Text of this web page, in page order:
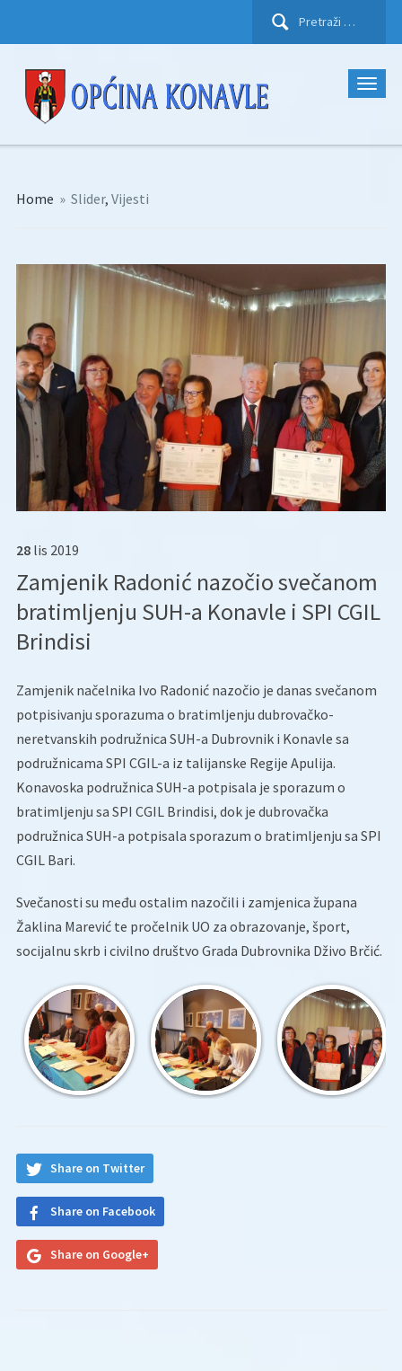
Pretraži:
Home » Slider, Vijesti
28 lis 2019
Zamjenik Radonić nazočio svečanom
bratimljenju SUH-a Konavle i SPI CGIL
Brindisi
Zamjenik načelnika Ivo Radonić nazočio je danas svečanom
potpisivanju sporazuma o bratimljenju dubrovačko-
neretvanskih podružnica SUH-a Dubrovnik i Konavle sa
podružnicama SPI CGIL-a iz talijanske Regije Apulija.
Konavoska podružnica SUH-a potpisala je sporazum o
bratimljenju sa SPI CGIL Brindisi, dok je dubrovačka
podružnica SUH-a potpisala sporazum o bratimljenju sa SPI
CGIL Bari.
Svečanosti su među ostalim nazočili i zamjenica župana
Žaklina Marević te pročelnik UO za obrazovanje, šport,
socijalnu skrb i civilno društvo Grada Dubrovnika Dživo Brčić.
Share on Twitter
Share on Facebook
Share on Google+